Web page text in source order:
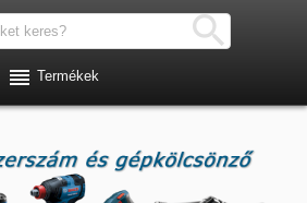

 Termékek